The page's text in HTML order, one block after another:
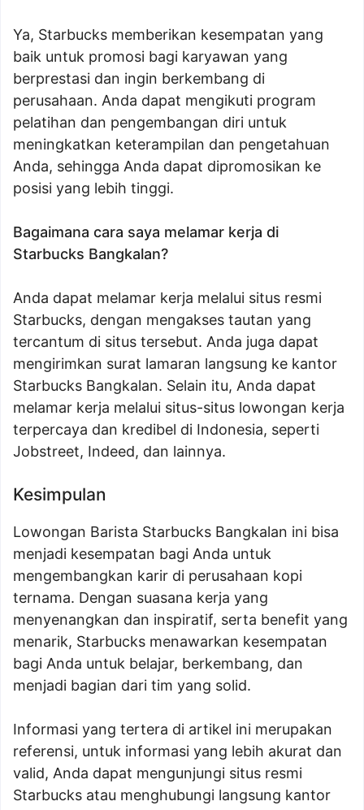
Ya, Starbucks memberikan kesempatan yang
baik untuk promosi bagi karyawan yang
berprestasi dan ingin berkembang di
perusahaan. Anda dapat mengikuti program
pelatihan dan pengembangan diri untuk
meningkatkan keterampilan dan pengetahuan
Anda, sehingga Anda dapat dipromosikan ke
posisi yang lebih tinggi.
Bagaimana cara saya melamar kerja di
Starbucks Bangkalan?
Anda dapat melamar kerja melalui situs resmi
Starbucks, dengan mengakses tautan yang
tercantum di situs tersebut. Anda juga dapat
mengirimkan surat lamaran langsung ke kantor
Starbucks Bangkalan. Selain itu, Anda dapat
melamar kerja melalui situs-situs lowongan kerja
terpercaya dan kredibel di Indonesia, seperti
Jobstreet, Indeed, dan lainnya.
Kesimpulan
Lowongan Barista Starbucks Bangkalan ini bisa
menjadi kesempatan bagi Anda untuk
mengembangkan karir di perusahaan kopi
ternama. Dengan suasana kerja yang
menyenangkan dan inspiratif, serta benefit yang
menarik, Starbucks menawarkan kesempatan
bagi Anda untuk belajar, berkembang, dan
menjadi bagian dari tim yang solid.
Informasi yang tertera di artikel ini merupakan
referensi, untuk informasi yang lebih akurat dan
valid, Anda dapat mengunjungi situs resmi
Starbucks atau menghubungi langsung kantor